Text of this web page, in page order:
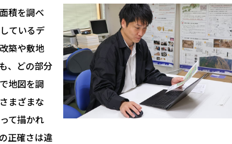
積を調べ
ているデ
築や敷地
、どの部分
地図を調
まざまな
て描かれ
正確さは違